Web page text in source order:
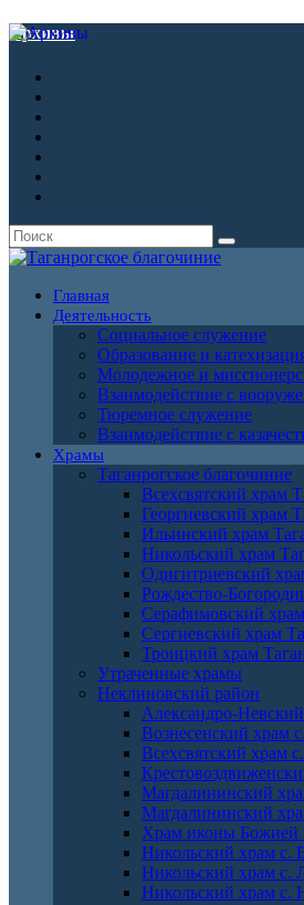
Архивы
Главная
Деятельность
Социальное служение
Образование и
Молодежное и
Взаимодействие с
Тюремное служение
Взаимодействие с
Храмы
Таганрогское благочиние
Всехсвятский храм
Георгиевский храм
Ильинский храм
Никольский храм
Одигитриевский
Рождество-
Серафимовский
Сергиевский храм
Троицкий храм
Утраченные храмы
Неклиновский район
Александро-
Вознесенский храм
Всехсвятский храм
Магдалининский
Магдалининский
Храм иконы Божией
Никольский храм с.
Никольский храм с.
Никольский храм с.